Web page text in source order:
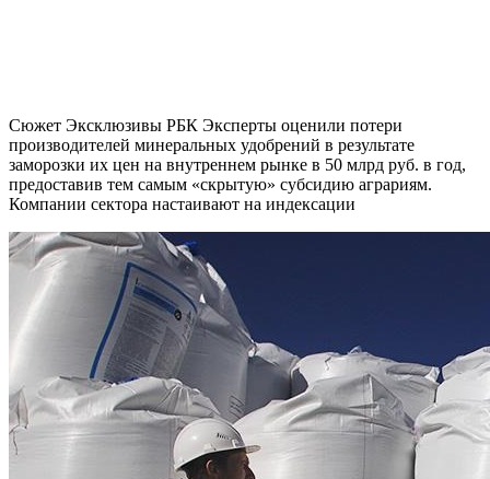
Сюжет Эксклюзивы РБК Эксперты оценили потери
производителей минеральных удобрений в результате
заморозки их цен на внутреннем рынке в 50 млрд руб. в год,
предоставив тем самым «скрытую» субсидию аграриям.
Компании сектора настаивают на индексации